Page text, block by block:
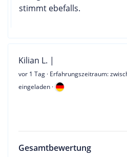
stimmt ebefalls.
Kilian L. |
vor 1 Tag · Erfahrungszeitraum:
eingeladen ·
Gesamtbewertung